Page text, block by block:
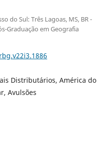
do Sul: Três Lagoas, MS, BR -
Graduação em Geografia
Distributários, América do
Avulsões